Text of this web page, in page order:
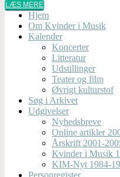
LÆS MERE
Hjem
Om Kvinder i Musik
Kalender
Koncerter
Litteratur
Udstillinger
Teater og film
Øvrigt kulturstof
Søg i Arkivet
Udgivelser
Nyhedsbreve
Online artikler
Årskrift 2001-
Kvinder i Musik
KIM-Nyt 1984-